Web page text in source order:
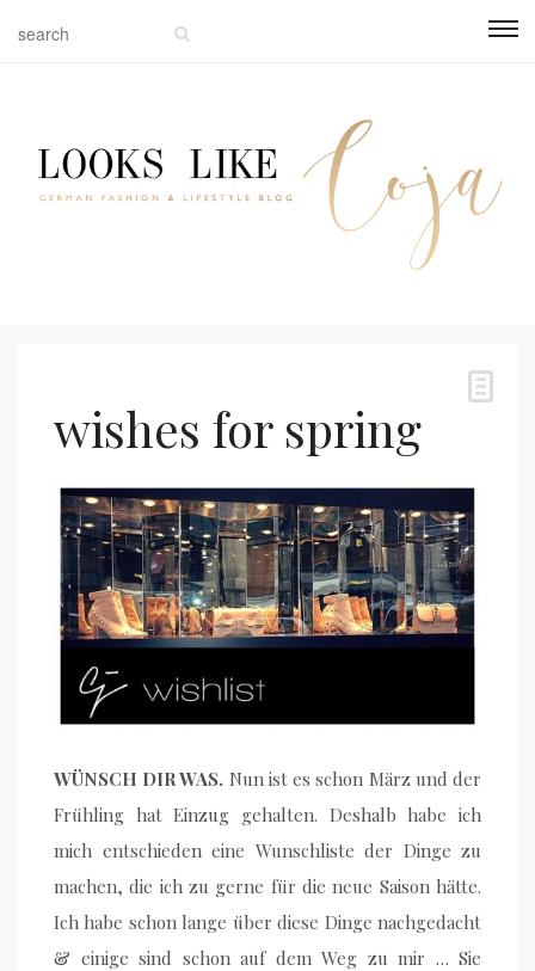
wishes for spring
WÜNSCH DIR WAS. Nun ist es schon März und der
Frühling hat Einzug gehalten. Deshalb habe ich
mich entschieden eine Wunschliste der Dinge zu
machen, die ich zu gerne für die neue Saison hätte.
Ich habe schon lange über diese Dinge nachgedacht
& einige sind schon auf dem Weg zu mir … Sie